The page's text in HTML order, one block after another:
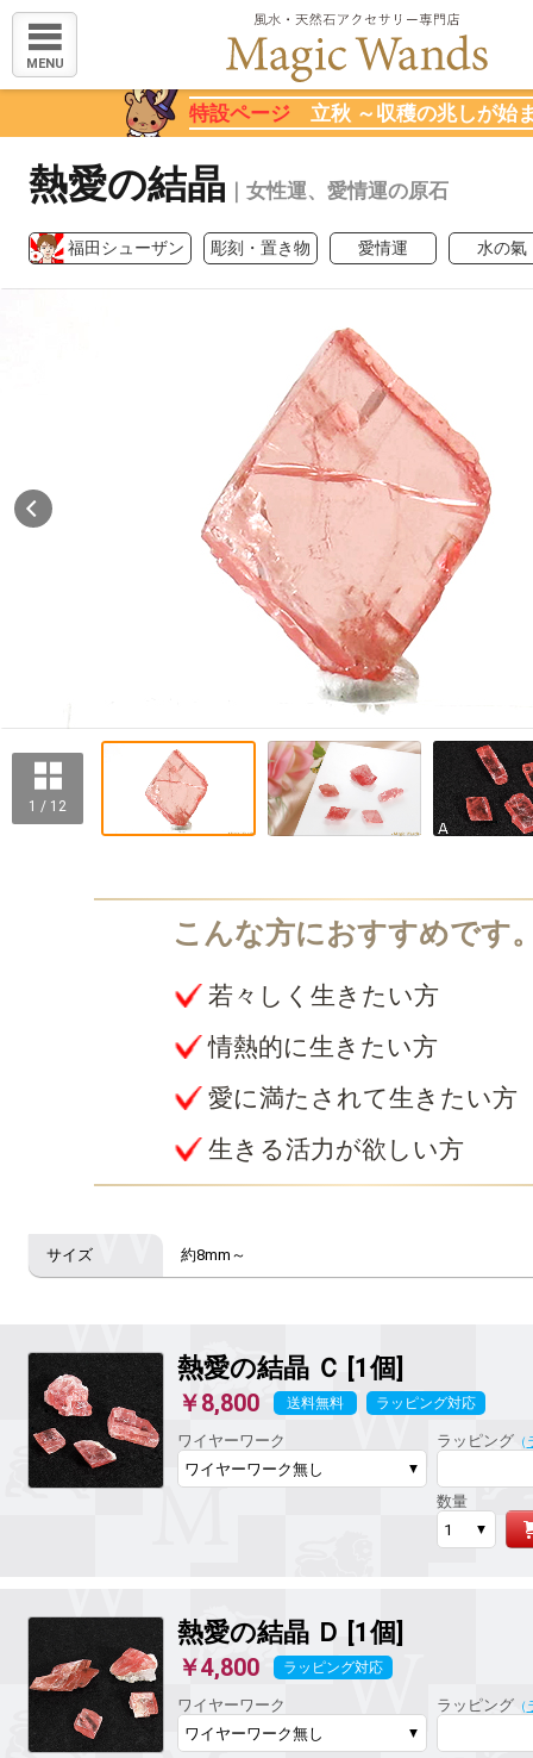
MENU
特設ページ立秋 ～収穫の兆しが始
熱愛の結晶 ｜女性運、愛情運の原石
福田シューザン 彫刻・置き物 愛情運 水の氣
1 / 12
若々しく生きたい方
情熱的に生きたい方
愛に満たされて生きたい方
生きる活力が欲しい方
約8mm～
熱愛の結晶 Ｃ [1個]
￥8,800 送料無料 ラッピング対応
ワイヤーワーク ラッピング（
数量
熱愛の結晶 Ｄ [1個]
￥4,800 ラッピング対応
ワイヤーワーク ラッピング（